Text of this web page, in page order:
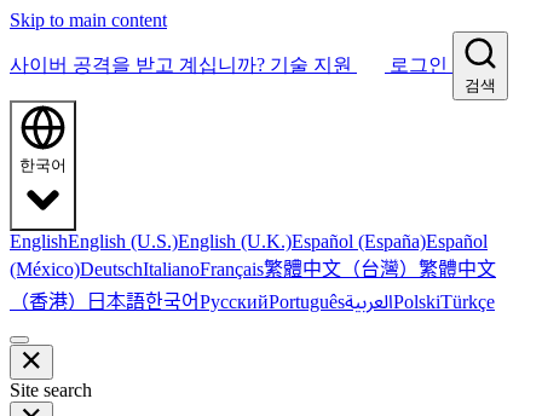
Skip to main content
사이버 공격을 받고 계십니까? 기술 지원 로그인
검색
한국어
EnglishEnglish (U.S.)English (U.K.)Español (España)Español
(México)DeutschItalianoFrançais繁體中文（台灣） 繁體中文
（香港） 日本語한국어РусскийPortuguêsالعربيةPolskiTürkçe
Site search